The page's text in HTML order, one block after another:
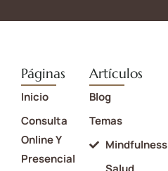
Páginas
Inicio
Consulta
Online Y
Presencial
Artículos
Blog
Temas
Mindfulness